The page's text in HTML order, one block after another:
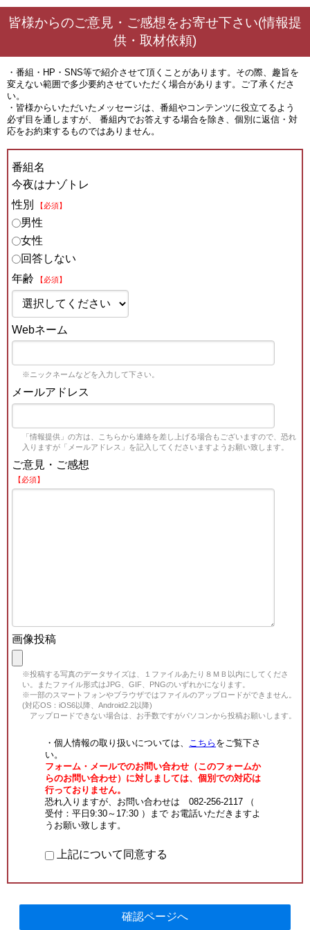
皆様からのご意見・ご感想をお寄せ下さい(情報提
供・取材依頼)
・番組・HP・SNS等で紹介させて頂くことがあります。その際、趣旨を
変えない範囲で多少要約させていただく場合があります。ご了承くださ
い。
・皆様からいただいたメッセージは、番組やコンテンツに役立てるよう
必ず目を通しますが、 番組内でお答えする場合を除き、個別に返信・対
応をお約束するものではありません。
番組名
今夜はナゾトレ
性別
【必須】
男性
女性
回答しない
年齢
【必須】
Webネーム
※ニックネームなどを入力して下さい。
メールアドレス
「情報提供」の方は、こちらから連絡を差し上げる場合もございますので、恐れ
入りますが「メールアドレス」を記入してくださいますようお願い致します。
ご意見・ご感想
【必須】
画像投稿
※投稿する写真のデータサイズは、１ファイルあたり８ＭＢ以内にしてくださ
い。またファイル形式はJPG、GIF、PNGのいずれかになります。
※一部のスマートフォンやブラウザではファイルのアップロードができません。
(対応OS：iOS6以降、Android2.2以降)
アップロードできない場合は、お手数ですがパソコンから投稿お願いします。
・個人情報の取り扱いについては、 こちら をご覧下さ
い。
フォーム・メールでのお問い合わせ（このフォームか
らのお問い合わせ）に対しましては、個別での対応は
行っておりません。
恐れ入りますが、お問い合わせは 082-256-2117 （
受付：平日9:30～17:30 ）まで お電話いただきますよ
うお願い致します。
上記について同意する
確認ページへ